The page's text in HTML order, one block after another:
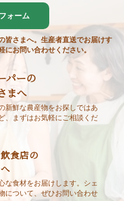
ォーム
皆さまへ。生産者直送でお届けす
にお問い合わせください。
パーの
まへ
新鮮な農産物をお探しではあ
、まずはお気軽にご相談くだ
食店の
な食材をお届けします。シェ
について、ぜひお問い合わせ